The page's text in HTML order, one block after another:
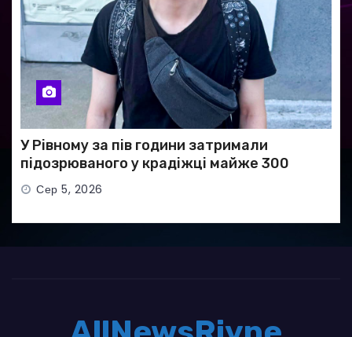
У Рівному за пів години затримали
підозрюваного у крадіжці майже 300
тисяч гривень
Сер 5, 2026